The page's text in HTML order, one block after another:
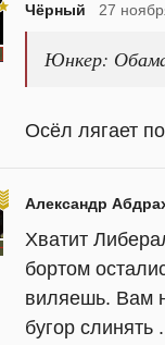
Чёрный 27
Юнкер: Обама
Осёл лягает
Александр
Хватит
бортом
виляешь. Вам
бугор слинять .